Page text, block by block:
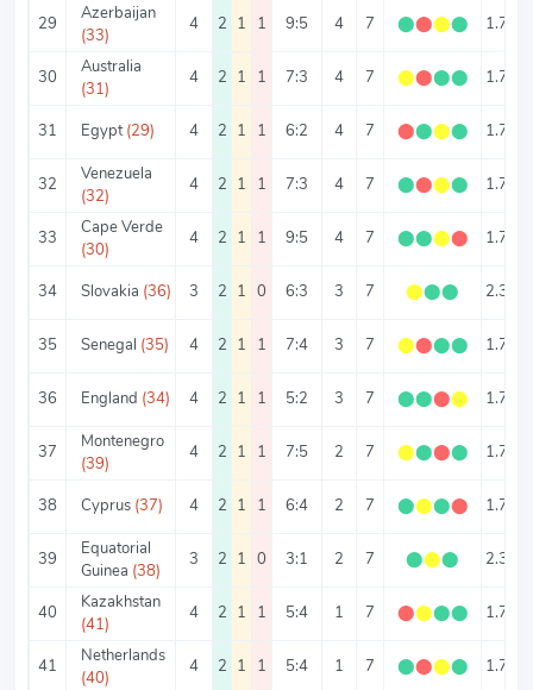
29
Azerbaijan
(33)
4 2 1 1 9:5 4 7 ⬤⬤⬤⬤ 1.75
30
Australia
(31)
4 2 1 1 7:3 4 7 ⬤⬤⬤⬤ 1.75
31 Egypt (29) 4 2 1 1 6:2 4 7 ⬤⬤⬤⬤ 1.75
32
Venezuela
(32)
4 2 1 1 7:3 4 7 ⬤⬤⬤⬤ 1.75
33
Cape Verde
(30)
4 2 1 1 9:5 4 7 ⬤⬤⬤⬤ 1.75
34 Slovakia (36) 3 2 1 0 6:3 3 7 ⬤⬤⬤ 2.33
35 Senegal (35) 4 2 1 1 7:4 3 7 ⬤⬤⬤⬤ 1.75
36 England (34) 4 2 1 1 5:2 3 7 ⬤⬤⬤⬤ 1.75
37
Montenegro
(39)
4 2 1 1 7:5 2 7 ⬤⬤⬤⬤ 1.75
38 Cyprus (37) 4 2 1 1 6:4 2 7 ⬤⬤⬤⬤ 1.75
39
Equatorial
Guinea (38)
3 2 1 0 3:1 2 7 ⬤⬤⬤ 2.33
40
Kazakhstan
(41)
4 2 1 1 5:4 1 7 ⬤⬤⬤⬤ 1.75
41
Netherlands
(40)
4 2 1 1 5:4 1 7 ⬤⬤⬤⬤ 1.75